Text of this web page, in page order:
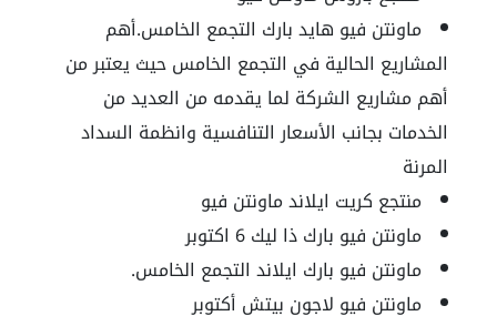
ماونتن فيو هايد بارك التجمع الخامس.أهم
المشاريع الحالية في التجمع الخامس حيث يعتبر من
أهم مشاريع الشركة لما يقدمه من العديد من
الخدمات بجانب الأسعار التنافسية وانظمة السداد
المرنة
منتجع كريت ايلاند ماونتن فيو
ماونتن فيو بارك ذا ليك 6 اكتوبر
ماونتن فيو بارك ايلاند التجمع الخامس.
ماونتن فيو لاجون بيتش أكتوبر